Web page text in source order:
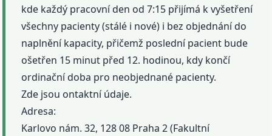
kde každý pracovní den od 7:15 přijímá k vyšetření
všechny pacienty (stálé i nové) i bez objednání do
naplnění kapacity, přičemž poslední pacient bude
ošetřen 15 minut před 12. hodinou, kdy končí
ordinační doba pro neobjednané pacienty.
Zde jsou ontaktní údaje.
Adresa:
Karlovo nám. 32, 128 08 Praha 2 (Fakultní